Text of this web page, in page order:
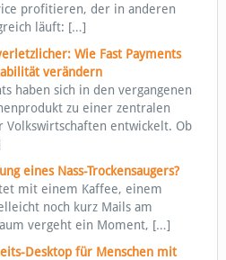
profitieren, der in anderen
läuft: […]
Wie Fast Payments
verändern
haben sich in den vergangenen
zu einer zentralen
entwickelt. Ob
eines Nass-Trockensaugers?
mit einem Kaffee, einem
noch kurz Mails am
vergeht ein Moment, […]
Desktop für Menschen mit